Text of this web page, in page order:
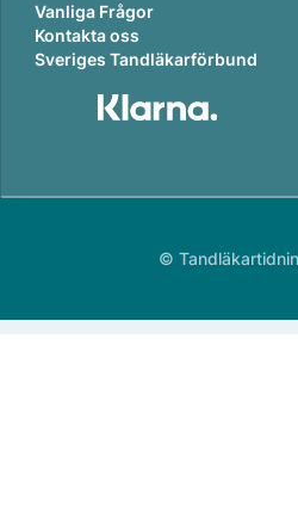
Vanliga Frågor
Kontakta oss
Sveriges Tandläkarförbund
©